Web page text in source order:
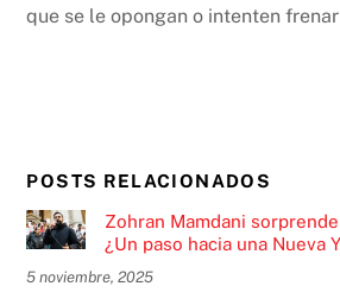
que se le opongan o intenten
POSTS RELACIONADOS
Zohran Mamdani
¿Un paso hacia una Nueva
5 noviembre, 2025